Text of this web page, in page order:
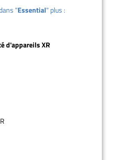
"Essential" plus :
d'appareils XR